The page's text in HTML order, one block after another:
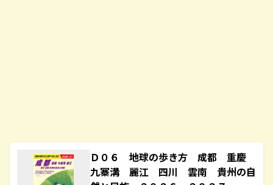
Ｄ０６ 地球の歩き方 成都 重慶
九寨溝 麗江 四川 雲南 貴州の自